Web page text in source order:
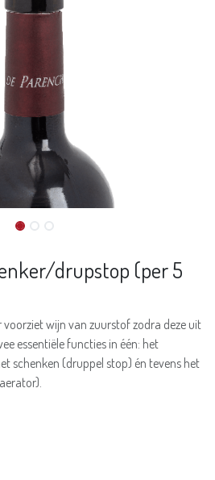
drupstop (per 5
voorziet wijn van zuurstof zodra deze uit
essentiële functies in één: het
schenken (druppel stop) én tevens het